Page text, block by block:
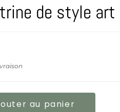
de style art
au panier